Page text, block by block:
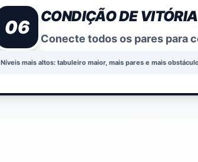
06
CONDIÇÃO DE VITÓRIA
Conecte todos os pares para
Níveis mais altos: tabuleiro maior, mais pares e mais